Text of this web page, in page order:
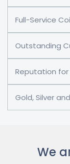
Full-Service
Outstanding
Reputation
Gold, Silver
We